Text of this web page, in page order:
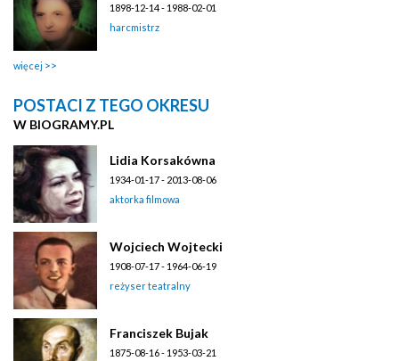
1898-12-14 - 1988-02-01
harcmistrz
więcej
POSTACI Z TEGO OKRESU
W BIOGRAMY.PL
Lidia Korsakówna
1934-01-17 - 2013-08-06
aktorka filmowa
Wojciech Wojtecki
1908-07-17 - 1964-06-19
reżyser teatralny
Franciszek Bujak
1875-08-16 - 1953-03-21